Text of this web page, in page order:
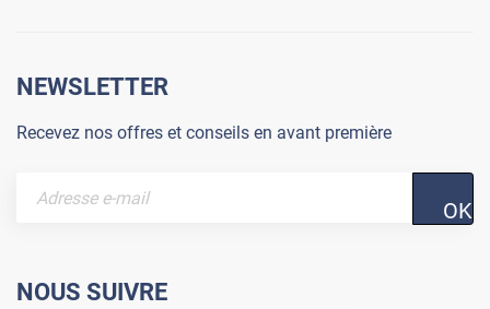
NEWSLETTER
Recevez nos offres et conseils en avant première
OK
NOUS SUIVRE